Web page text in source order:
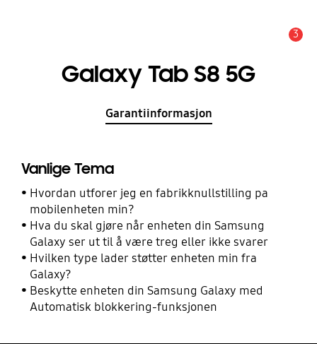
3
Galaxy Tab S8 5G
Garantiinformasjon
Vanlige Tema
Hvordan utforer jeg en fabrikknullstilling pa
mobilenheten min?
Hva du skal gjøre når enheten din Samsung
Galaxy ser ut til å være treg eller ikke svarer
Hvilken type lader støtter enheten min fra
Galaxy?
Beskytte enheten din Samsung Galaxy med
Automatisk blokkering-funksjonen